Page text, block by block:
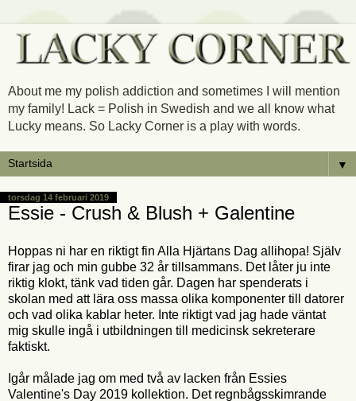
About me my polish addiction and sometimes I will mention
my family! Lack = Polish in Swedish and we all know what
Lucky means. So Lacky Corner is a play with words.
▼
torsdag 14 februari 2019
Essie - Crush & Blush + Galentine
Hoppas ni har en riktigt fin Alla Hjärtans Dag allihopa! Själv
firar jag och min gubbe 32 år tillsammans. Det låter ju inte
riktig klokt, tänk vad tiden går. Dagen har spenderats i
skolan med att lära oss massa olika komponenter till datorer
och vad olika kablar heter. Inte riktigt vad jag hade väntat
mig skulle ingå i utbildningen till medicinsk sekreterare
faktiskt.
Igår målade jag om med två av lacken från Essies
Valentine's Day 2019 kollektion. Det regnbågsskimrande